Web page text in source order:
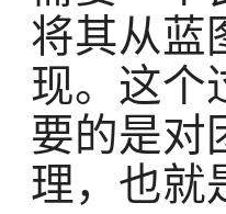
将其从蓝
现。这个
要的是对
理，也就